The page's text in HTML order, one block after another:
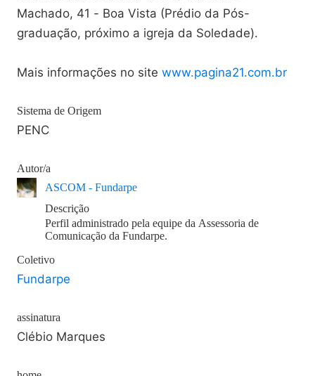
Machado, 41 - Boa Vista (Prédio da Pós-
graduação, próximo a igreja da Soledade).
Mais informações no site www.pagina21.com.br
Sistema de Origem
PENC
Autor/a
ASCOM - Fundarpe
Descrição
Perfil administrado pela equipe da Assessoria de
Comunicação da Fundarpe.
Coletivo
Fundarpe
assinatura
Clébio Marques